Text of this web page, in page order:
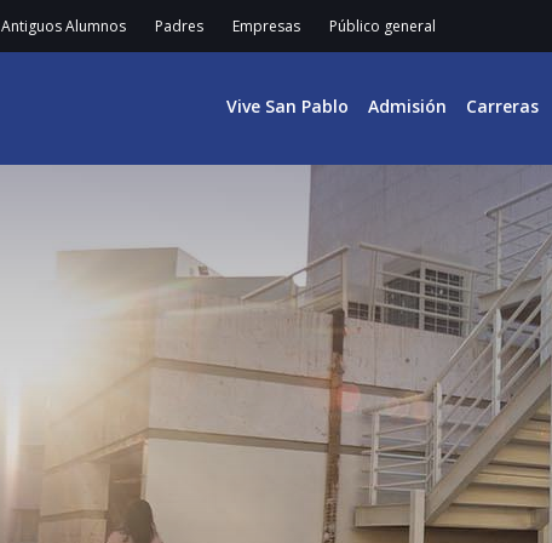
Antiguos Alumnos Padres Empresas Público general
Vive San Pablo Admisión Carreras